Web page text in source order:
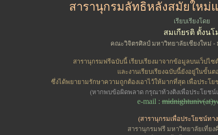
สารานุกรมลัทธิหลังสมัยใหม่แ
เรียบเรียงโดย
สมเกียรติ ตั้งนโ
คณะวิจิตรศิลป์ มหาวิทยาลัยเชียงใหม่ -
สารานุกรมฟรีฉบับนี้ เรียบเรียงมาจากข้อมูลบนเว็ปไ
และงานเรียบเรียงฉบับนี้ยังอยู่ในขั้น
ซึ่งได้พยายามรักษาความถูกต้องเอาไว้ให้มากที่สุด เพื่อประโ
(หากพบข้อผิดพลาด กรุณาท้วงติงเพื่อประโยช
e-mail :
(สารานุกรมเพื่อประโยชน์ทา
สารานุกรมฟรี มหาวิทยาลัยเที่ยง